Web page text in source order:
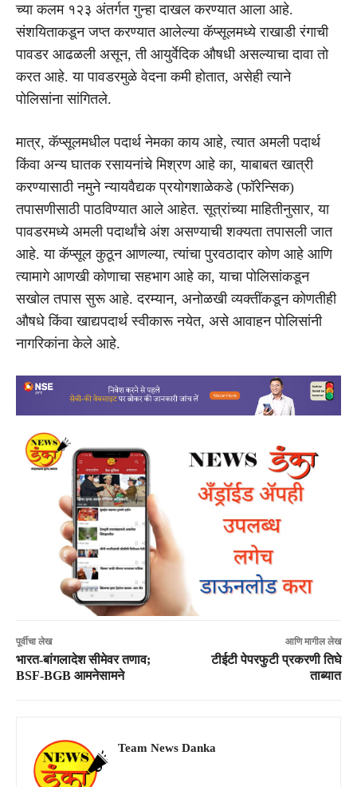
च्या कलम १२३ अंतर्गत गुन्हा दाखल करण्यात आला आहे.
संशयिताकडून जप्त करण्यात आलेल्या कॅप्सूलमध्ये राखाडी रंगाची
पावडर आढळली असून, ती आयुर्वेदिक औषधी असल्याचा दावा तो
करत आहे. या पावडरमुळे वेदना कमी होतात, असेही त्याने
पोलिसांना सांगितले.
मात्र, कॅप्सूलमधील पदार्थ नेमका काय आहे, त्यात अमली पदार्थ
किंवा अन्य घातक रसायनांचे मिश्रण आहे का, याबाबत खात्री
करण्यासाठी नमुने न्यायवैद्यक प्रयोगशाळेकडे (फॉरेन्सिक)
तपासणीसाठी पाठविण्यात आले आहेत. सूत्रांच्या माहितीनुसार, या
पावडरमध्ये अमली पदार्थांचे अंश असण्याची शक्यता तपासली जात
आहे. या कॅप्सूल कुठून आणल्या, त्यांचा पुरवठादार कोण आहे आणि
त्यामागे आणखी कोणाचा सहभाग आहे का, याचा पोलिसांकडून
सखोल तपास सुरू आहे. दरम्यान, अनोळखी व्यक्तींकडून कोणतीही
औषधे किंवा खाद्यपदार्थ स्वीकारू नयेत, असे आवाहन पोलिसांनी
नागरिकांना केले आहे.
पूर्वीचा लेख
भारत-बांगलादेश सीमेवर तणाव;
BSF-BGB आमनेसामने
आणि मागील लेख
टीईटी पेपरफुटी प्रकरणी तिघे
ताब्यात
Team News Danka